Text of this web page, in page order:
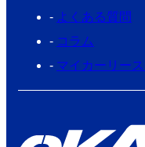
よくある質問
コラム
マイカーリー